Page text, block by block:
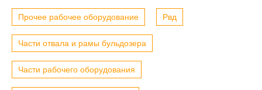
Прочее рабочее оборудование Рвд
Части отвала и рамы бульдозера
Части рабочего оборудования